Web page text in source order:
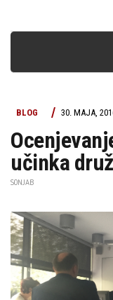
BLOG 30. MAJA,
učinka
SONJAB